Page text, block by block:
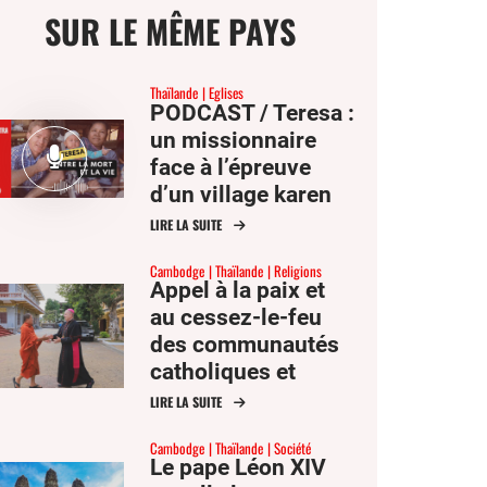
SUR LE MÊME PAYS
Thaïlande Eglises
PODCAST / Teresa :
un missionnaire
face à l’épreuve
d’un village karen
LIRE LA SUITE
Cambodge Thaïlande Religions
Appel à la paix et
au cessez-le-feu
des communautés
catholiques et
bouddhistes du
LIRE LA SUITE
Cambodge Thaïlande Société
Le pape Léon XIV